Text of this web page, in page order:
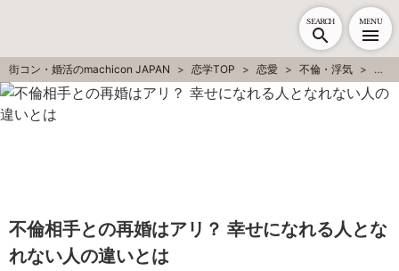
SEARCH MENU
街コン・婚活のmachicon JAPAN 恋学TOP 恋愛 不倫・浮気 不倫
不倫相手との再婚はアリ？ 幸せになれる人とな
れない人の違いとは